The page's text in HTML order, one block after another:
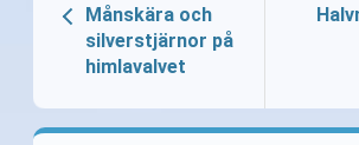
Månskära och
silverstjärnor på
himlavalvet